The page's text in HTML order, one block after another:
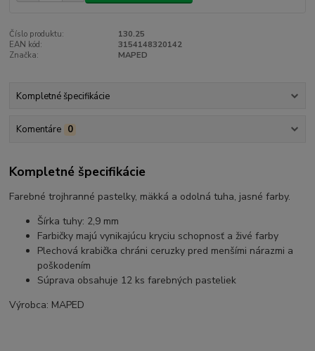
Číslo produktu:
130.25
EAN kód:
3154148320142
Značka:
MAPED
Kompletné špecifikácie
Komentáre 0
Kompletné špecifikácie
Farebné trojhranné pastelky, mäkká a odolná tuha, jasné farby.
Šírka tuhy: 2,9 mm
Farbičky majú vynikajúcu kryciu schopnosť a živé farby
Plechová krabička chráni ceruzky pred menšími nárazmi a
poškodením
Súprava obsahuje 12 ks farebných pasteliek
Výrobca: MAPED